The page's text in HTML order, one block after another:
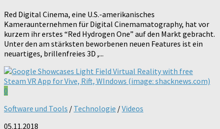
Red Digital Cinema, eine U.S.-amerikanisches
Kameraunternehmen für Digital Cinemamatography, hat vor
kurzem ihr erstes “Red Hydrogen One” auf den Markt gebracht.
Unter den am stärksten beworbenen neuen Features ist ein
neuartiges, brillenfreies 3D ,...
0
Software und Tools / Technologie /Videos
05.11.2018